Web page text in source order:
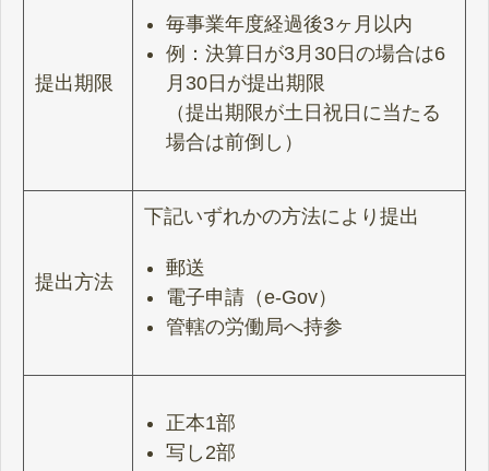
提出期限
毎事業年度経過後3ヶ月以内
例：決算日が3月30日の場合は6
月30日が提出期限
（提出期限が土日祝日に当たる
場合は前倒し）
提出方法
下記いずれかの方法により提出
郵送
電子申請（e-Gov）
管轄の労働局へ持参
正本1部
写し2部